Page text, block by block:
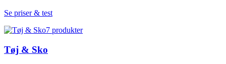
Se priser & test
7 produkter
Tøj & Sko